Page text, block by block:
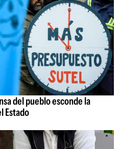
del pueblo esconde la
Estado